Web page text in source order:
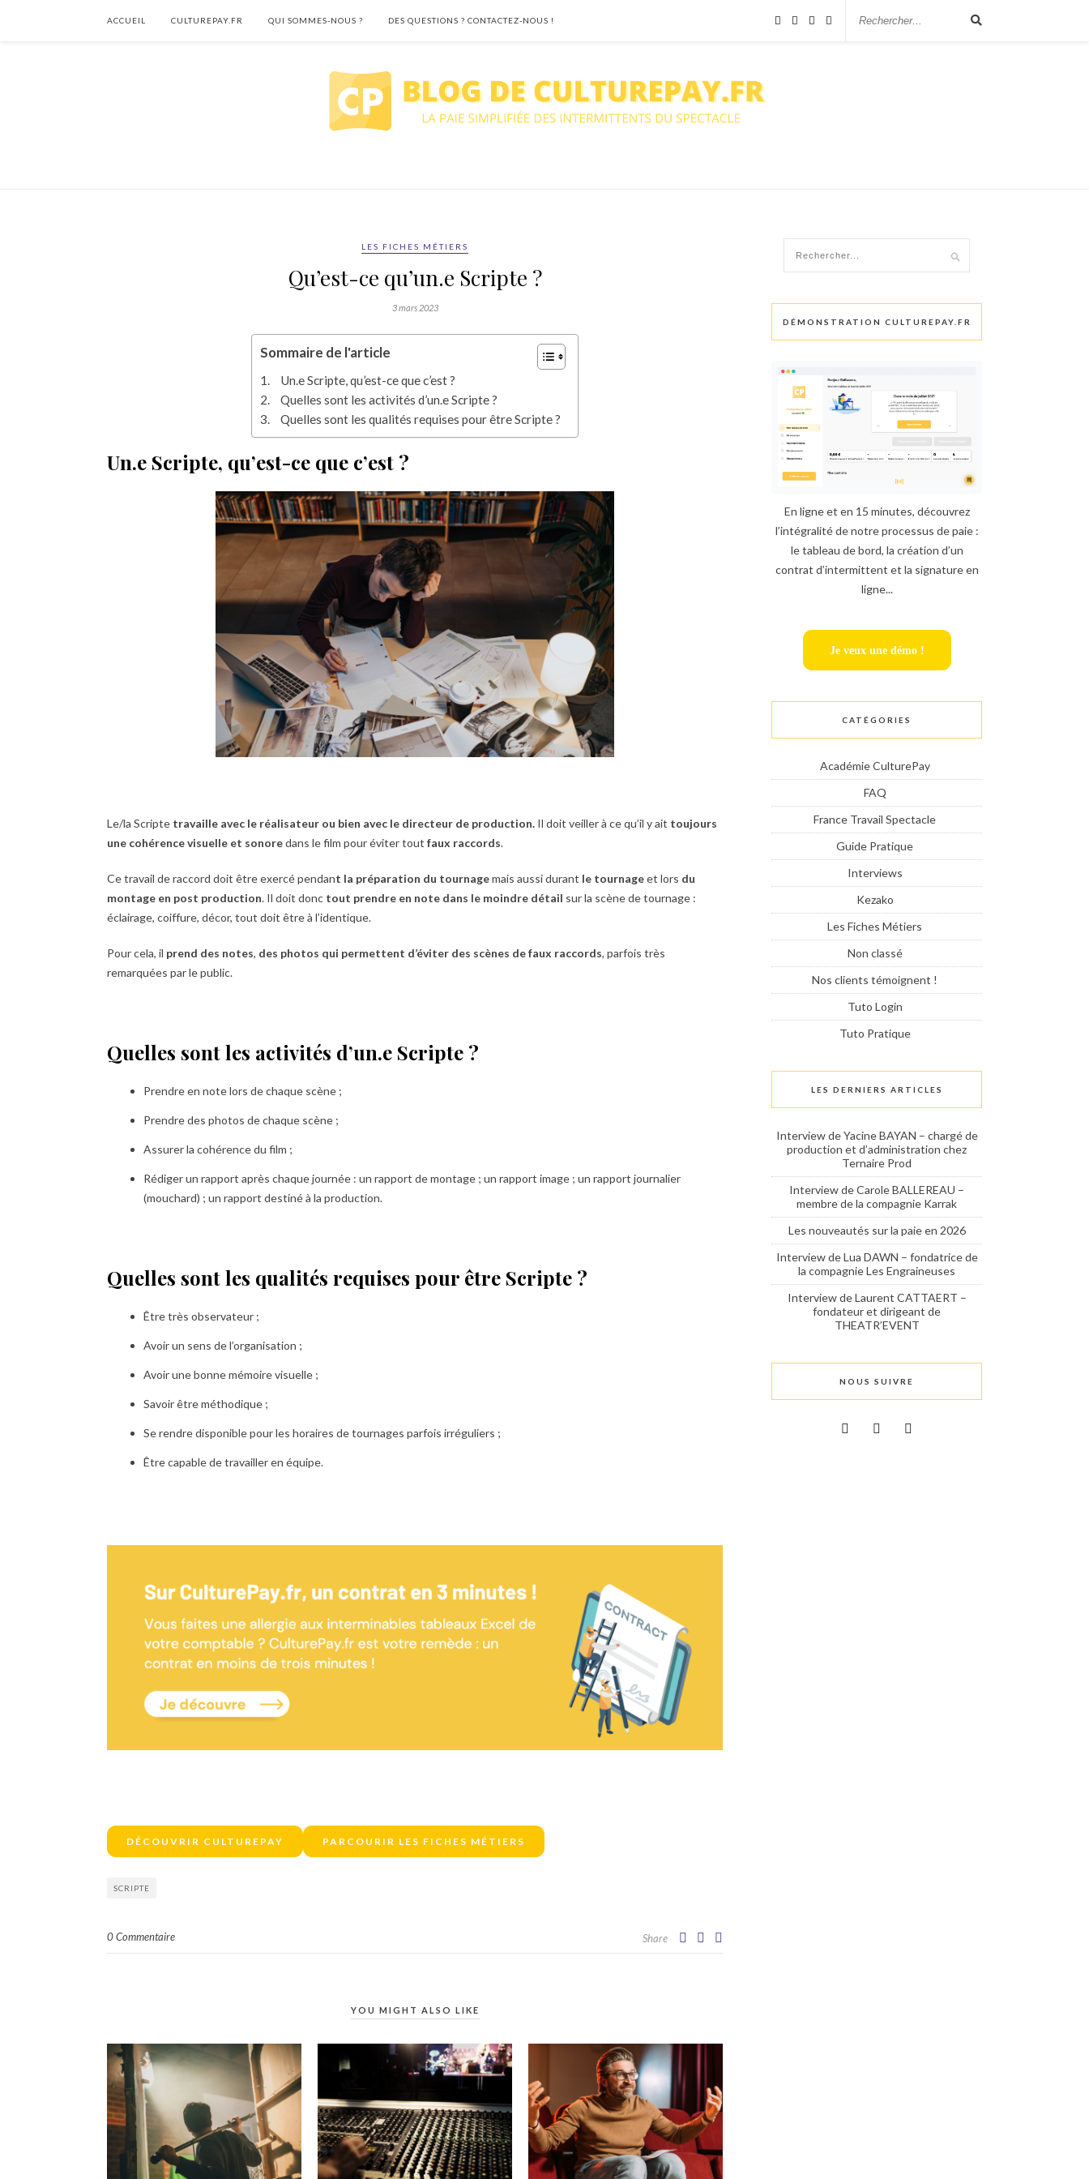
ACCUEIL CULTUREPAY.FR QUI SOMMES-NOUS ? DES QUESTIONS ? CONTACTEZ-NOUS !
LES FICHES MÉTIERS
Qu’est-ce qu’un.e Scripte ?
3 mars 2023
Sommaire de l'article
Un.e Scripte, qu’est-ce que c’est ?
Quelles sont les activités d’un.e Scripte ?
Quelles sont les qualités requises pour être Scripte ?
Un.e Scripte, qu’est-ce que c’est ?
Le/la Scripte travaille avec le réalisateur ou bien avec le directeur de production. Il doit veiller à ce qu’il y ait toujours
une cohérence visuelle et sonoredans le film pour éviter tout faux raccords.
Ce travail de raccord doit être exercé pendant la préparation du tournagemais aussi durant le tournageet lors du
montage en post production. Il doit donc tout prendre en note dans le moindre détail sur la scène de tournage :
éclairage, coiffure, décor, tout doit être à l’identique.
Pour cela, il prend des notes, des photos qui permettent d’éviter des scènes de faux raccords, parfois très
remarquées par le public.
Quelles sont les activités d’un.e Scripte ?
Prendre en note lors de chaque scène ;
Prendre des photos de chaque scène ;
Assurer la cohérence du film ;
Rédiger un rapport après chaque journée : un rapport de montage ; un rapport image ; un rapport journalier
(mouchard) ; un rapport destiné à la production.
Quelles sont les qualités requises pour être Scripte ?
Être très observateur ;
Avoir un sens de l’organisation ;
Avoir une bonne mémoire visuelle ;
Savoir être méthodique ;
Se rendre disponible pour les horaires de tournages parfois irréguliers ;
Être capable de travailler en équipe.
DÉCOUVRIR CULTUREPAY PARCOURIR LES FICHES MÉTIERS
SCRIPTE
0 Commentaire Share
YOU MIGHT ALSO LIKE
DÉMONSTRATION CULTUREPAY.FR
En ligne et en 15 minutes, découvrez
l’intégralité de notre processus de paie :
le tableau de bord, la création d’un
contrat d’intermittent et la signature en
ligne...
Je veux une démo !
CATÉGORIES
Académie CulturePay
FAQ
France Travail Spectacle
Guide Pratique
Interviews
Kezako
Les Fiches Métiers
Non classé
Nos clients témoignent !
Tuto Login
Tuto Pratique
LES DERNIERS ARTICLES
Interview de Yacine BAYAN – chargé de
production et d’administration chez
Ternaire Prod
Interview de Carole BALLEREAU –
membre de la compagnie Karrak
Les nouveautés sur la paie en 2026
Interview de Lua DAWN – fondatrice de
la compagnie Les Engraineuses
Interview de Laurent CATTAERT –
fondateur et dirigeant de
THEATR’EVENT
NOUS SUIVRE